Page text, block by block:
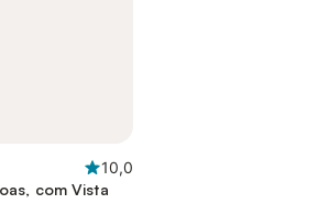
10,0
com Vista